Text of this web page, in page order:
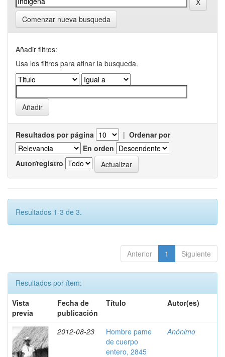
Comenzar nueva busqueda
Añadir filtros:
Usa los filtros para afinar la busqueda.
Resultados por página | Ordenar por
En orden
Autor/registro
Resultados 1-3 de 3.
Anterior 1 Siguiente
Resultados por ítem:
Vista
previa
Fecha de
publicación
Título Autor(es)
2012-08-23
Hombre pame
de cuerpo
entero, 2845
Anónimo